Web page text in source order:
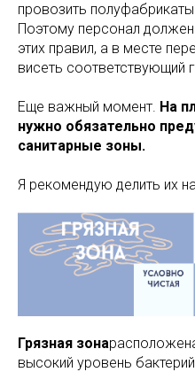
провозить
Поэтому персонал
этих правил, а в месте
висеть соответствующий
Еще важный момент. На
нужно обязательно
санитарные зоны.
Я рекомендую делить их
Грязная зона
высокий уровень